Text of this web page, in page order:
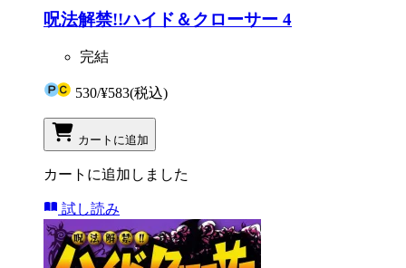
呪法解禁!!ハイド＆クローサー 4
完結
530/¥583(税込)
カートに追加
カートに追加しました
試し読み